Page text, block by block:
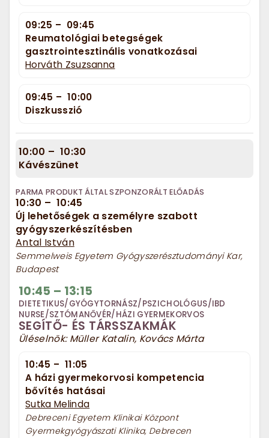
09:25 – 09:45
Reumatológiai betegségek
gasztrointesztinális vonatkozásai
Horváth Zsuzsanna
09:45 – 10:00
Diszkusszió
10:00 – 10:30
Kávészünet
PARMA PRODUKT ÁLTAL SZPONZORÁLT ELŐADÁS
10:30 – 10:45
Új lehetőségek a személyre szabott
gyógyszerkészítésben
Antal István
Semmelweis Egyetem Gyógyszerésztudományi Kar,
Budapest
10:45 – 13:15
DIETETIKUS/GYÓGYTORNÁSZ/PSZICHOLÓGUS/IBD
NURSE/SZTÓMANŐVÉR/HÁZI GYERMEKORVOS
SEGÍTŐ- ÉS TÁRSSZAKMÁK
Üléselnök: Müller Katalin, Kovács Márta
10:45 – 11:05
A házi gyermekorvosi kompetencia
bővítés hatásai
Sutka Melinda
Debreceni Egyetem Klinikai Központ
Gyermekgyógyászati Klinika, Debrecen